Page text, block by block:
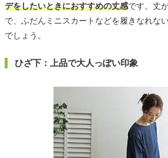
デをしたいときにおすすめの丈感です。丈
で、ふだんミニスカートなどを履きなれな
でしょう。
ひざ下：上品で大人っぽい印象